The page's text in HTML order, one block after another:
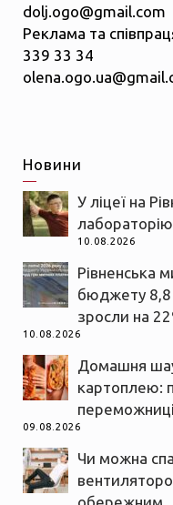
dolj.ogo@gmail.com
Реклама та
339 33 34
Новини
У ліцеї на
10.08.2026
Рівненська
бюджету 8,8
зросли на
10.08.2026
Домашня
картоплею:
09.08.2026
Чи можна